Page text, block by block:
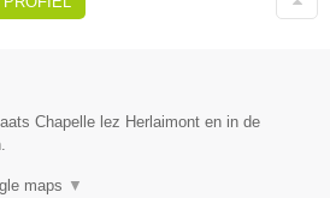
Chapelle lez Herlaimont en in de
maps ▼